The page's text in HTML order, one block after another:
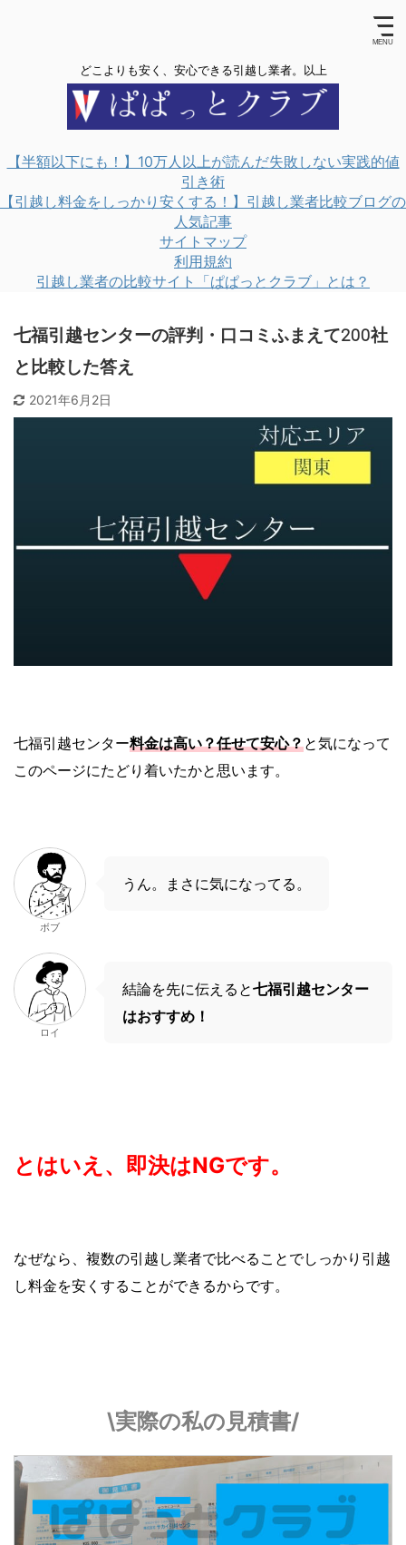
どこよりも安く、安心できる引越し業者。以上
【半額以下にも！】10万人以上が読んだ失敗しない実践的値
引き術
【引越し料金をしっかり安くする！】引越し業者比較ブログの
人気記事
サイトマップ
利用規約
引越し業者の比較サイト「ぱぱっとクラブ」とは？
七福引越センターの評判・口コミふまえて200社
と比較した答え
2021年6月2日
七福引越センター料金は高い？任せて安心？と気になって
このページにたどり着いたかと思います。
ボブ
うん。まさに気になってる。
ロイ
結論を先に伝えると七福引越センター
はおすすめ！
とはいえ、即決はNGです。
なぜなら、複数の引越し業者で比べることでしっかり引越
し料金を安くすることができるからです。
\実際の私の見積書/